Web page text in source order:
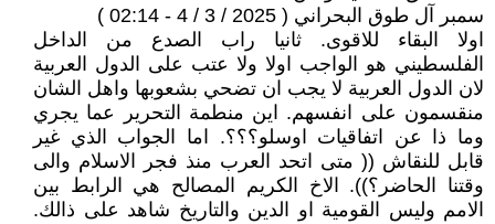
سمبر آل طوق البحراني ( 2025 / 3 / 4 - 02:14 )
اولا البقاء للاقوى. ثانيا راب الصدع من الداخل
الفلسطيني هو الواجب اولا ولا عتب على الدول العربية
لان الدول العربية لا يجب ان تضحي بشعوبها واهل الشان
منقسمون على انفسهم. اين منطمة التحرير عما يجري
وما ذا عن اتفاقيات اوسلو؟؟؟. اما الجواب الذي غير
قابل للنقاش (( متى اتحد العرب منذ فجر الاسلام والى
وقتنا الحاضر؟)). الاخ الكريم المصالح هي الرابط بين
الامم وليس القومية او الدين والتاريخ شاهد على ذالك.